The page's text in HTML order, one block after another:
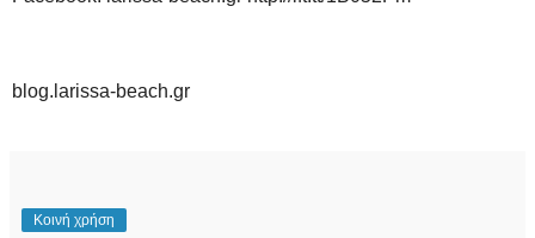
blog.larissa-beach.gr
Κοινή χρήση